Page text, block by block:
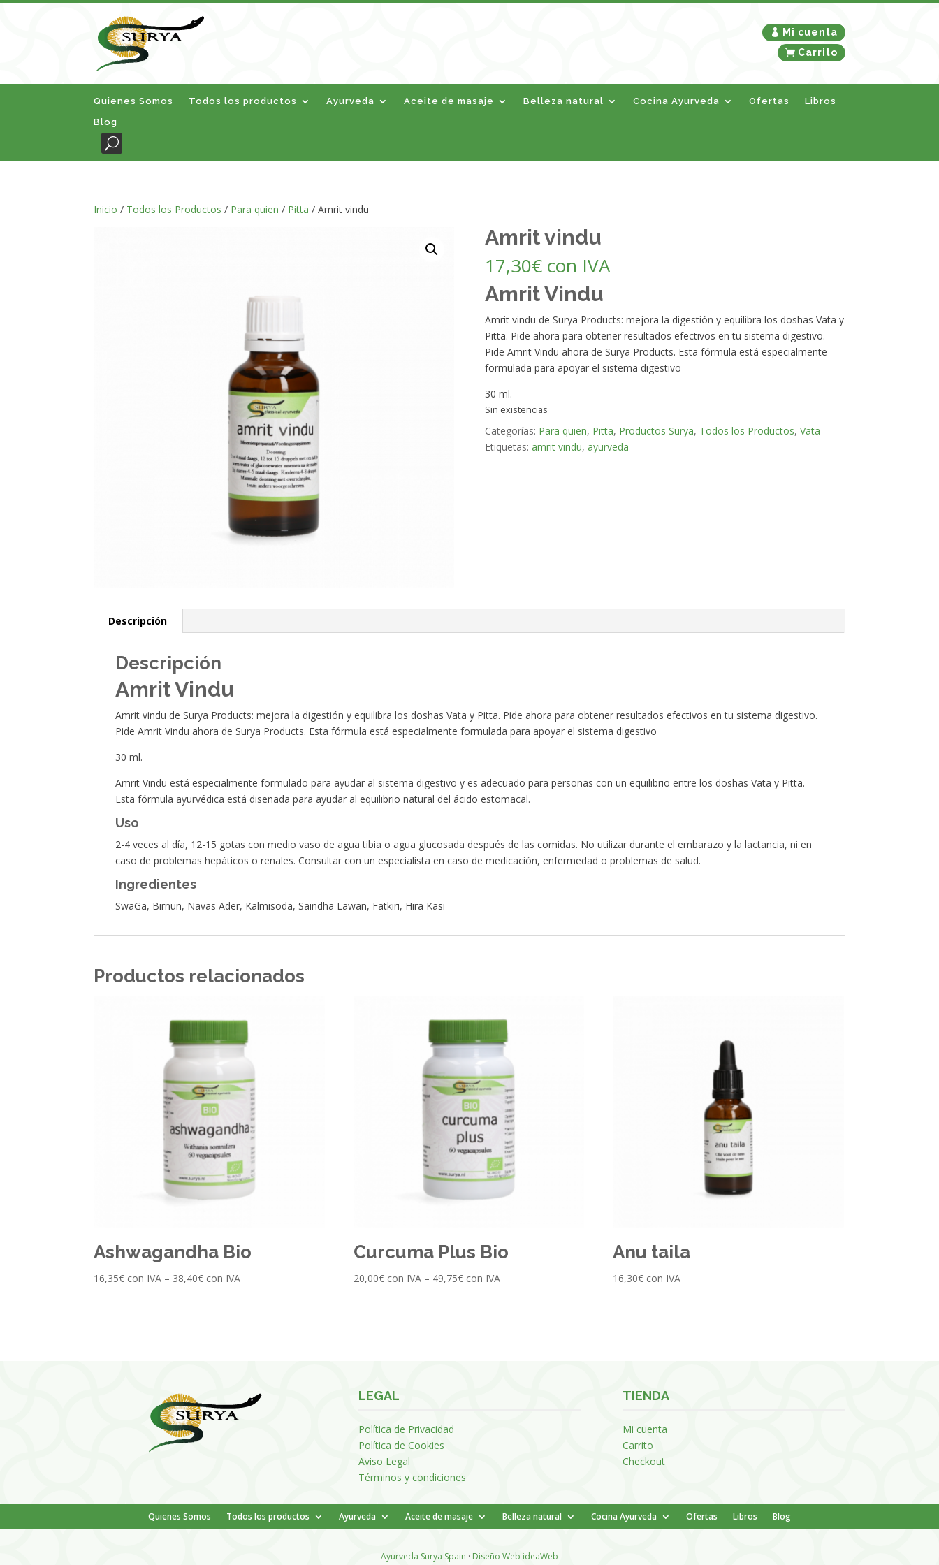
Mi cuenta
Carrito
Quienes Somos Todos los productos Ayurveda Aceite de masaje Belleza natural Cocina Ayurveda Ofertas
Libros
Blog
Inicio / Todos los Productos / Para quien / Pitta / Amrit vindu
Amrit vindu
17,30€ con IVA
Amrit Vindu
Amrit vindu de Surya Products: mejora la digestión y equilibra los doshas Vata y
Pitta. Pide ahora para obtener resultados efectivos en tu sistema digestivo.
Pide Amrit Vindu ahora de Surya Products. Esta fórmula está especialmente
formulada para apoyar el sistema digestivo
30 ml.
Sin existencias
Categorías: Para quien, Pitta, Productos Surya, Todos los Productos, Vata
Etiquetas: amrit vindu, ayurveda
Descripción
Descripción
Amrit Vindu
Amrit vindu de Surya Products: mejora la digestión y equilibra los doshas Vata y Pitta. Pide ahora para obtener resultados efectivos en tu sistema digestivo.
Pide Amrit Vindu ahora de Surya Products. Esta fórmula está especialmente formulada para apoyar el sistema digestivo
30 ml.
Amrit Vindu está especialmente formulado para ayudar al sistema digestivo y es adecuado para personas con un equilibrio entre los doshas Vata y Pitta.
Esta fórmula ayurvédica está diseñada para ayudar al equilibrio natural del ácido estomacal.
Uso
2-4 veces al día, 12-15 gotas con medio vaso de agua tibia o agua glucosada después de las comidas. No utilizar durante el embarazo y la lactancia, ni en
caso de problemas hepáticos o renales. Consultar con un especialista en caso de medicación, enfermedad o problemas de salud.
Ingredientes
SwaGa, Birnun, Navas Ader, Kalmisoda, Saindha Lawan, Fatkiri, Hira Kasi
Productos relacionados
Ashwagandha Bio
16,35€ con IVA – 38,40€ con IVA
Curcuma Plus Bio
20,00€ con IVA– 49,75€ con IVA
Anu taila
16,30€ con IVA
LEGAL
Política de Privacidad
Política de Cookies
Aviso Legal
Términos y condiciones
TIENDA
Mi cuenta
Carrito
Checkout
Quienes Somos Todos los productos Ayurveda Aceite de masaje Belleza natural Cocina Ayurveda Ofertas Libros Blog
Ayurveda Surya Spain · Diseño Web ideaWeb